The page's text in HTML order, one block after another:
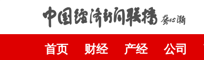
首页 财经 产经 公司